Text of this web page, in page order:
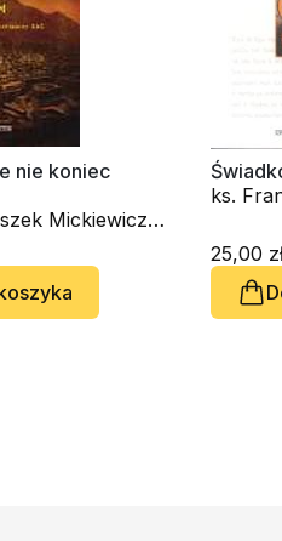
nie koniec
Mickiewicz
ks.
25,00